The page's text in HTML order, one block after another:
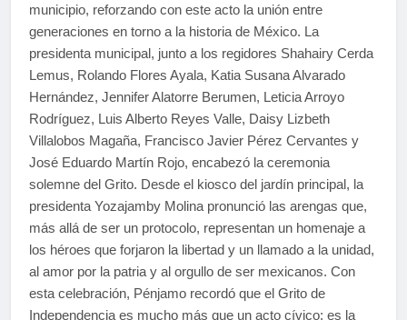
municipio, reforzando con este acto la unión entre
generaciones en torno a la historia de México. La
presidenta municipal, junto a los regidores Shahairy Cerda
Lemus, Rolando Flores Ayala, Katia Susana Alvarado
Hernández, Jennifer Alatorre Berumen, Leticia Arroyo
Rodríguez, Luis Alberto Reyes Valle, Daisy Lizbeth
Villalobos Magaña, Francisco Javier Pérez Cervantes y
José Eduardo Martín Rojo, encabezó la ceremonia
solemne del Grito. Desde el kiosco del jardín principal, la
presidenta Yozajamby Molina pronunció las arengas que,
más allá de ser un protocolo, representan un homenaje a
los héroes que forjaron la libertad y un llamado a la unidad,
al amor por la patria y al orgullo de ser mexicanos. Con
esta celebración, Pénjamo recordó que el Grito de
Independencia es mucho más que un acto cívico: es la